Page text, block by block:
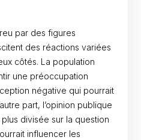
par des figures
des réactions variées
côtés. La population
une préoccupation
négative qui pourrait
part, l’opinion publique
divisée sur la question
influencer les